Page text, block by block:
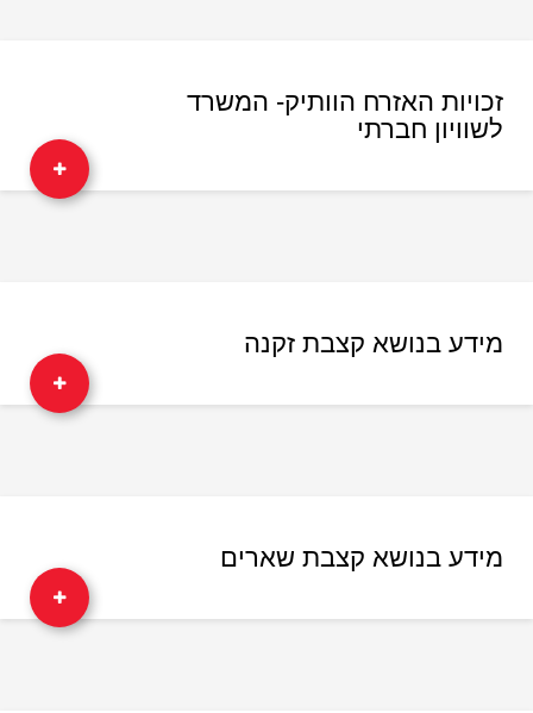
זכויות האזרח הוותיק- המשרד
לשוויון חברתי
מידע בנושא קצבת זקנה
מידע בנושא קצבת שארים